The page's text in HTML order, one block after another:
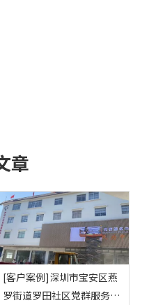
章
[客户案例]深圳市宝安区燕
罗街道罗田社区党群服务中